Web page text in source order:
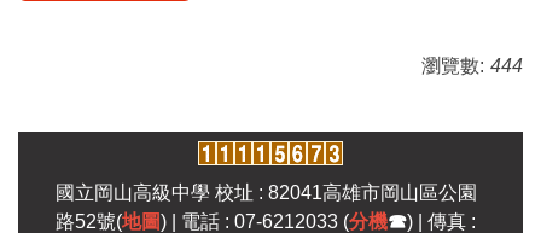
瀏覽數: 444
國立岡山高級中學 校址 : 82041高雄市岡山區公園
路52號(地圖) | 電話 : 07-6212033 (分機☎) | 傳真 :